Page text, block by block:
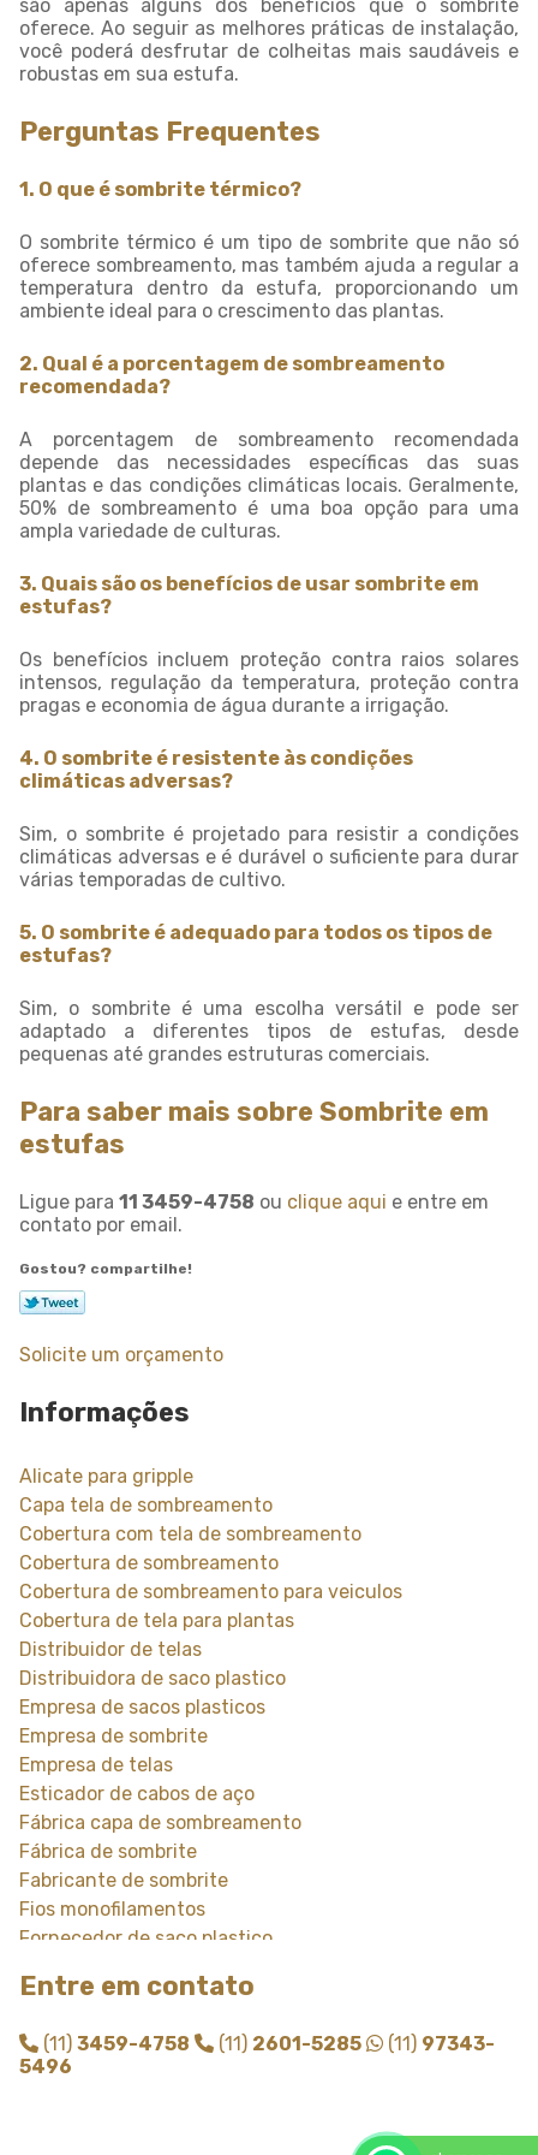
são apenas alguns dos benefícios que o sombrite
oferece. Ao seguir as melhores práticas de instalação,
você poderá desfrutar de colheitas mais saudáveis e
robustas em sua estufa.
Perguntas Frequentes
1. O que é sombrite térmico?
O sombrite térmico é um tipo de sombrite que não só
oferece sombreamento, mas também ajuda a regular a
temperatura dentro da estufa, proporcionando um
ambiente ideal para o crescimento das plantas.
2. Qual é a porcentagem de sombreamento
recomendada?
A porcentagem de sombreamento recomendada
depende das necessidades específicas das suas
plantas e das condições climáticas locais. Geralmente,
50% de sombreamento é uma boa opção para uma
ampla variedade de culturas.
3. Quais são os benefícios de usar sombrite em
estufas?
Os benefícios incluem proteção contra raios solares
intensos, regulação da temperatura, proteção contra
pragas e economia de água durante a irrigação.
4. O sombrite é resistente às condições
climáticas adversas?
Sim, o sombrite é projetado para resistir a condições
climáticas adversas e é durável o suficiente para durar
várias temporadas de cultivo.
5. O sombrite é adequado para todos os tipos de
estufas?
Sim, o sombrite é uma escolha versátil e pode ser
adaptado a diferentes tipos de estufas, desde
pequenas até grandes estruturas comerciais.
Para saber mais sobre Sombrite em
estufas
Ligue para 11 3459-4758 ou clique aqui e entre em
contato por email.
Gostou? compartilhe!
Solicite um orçamento
Informações
Alicate para gripple
Capa tela de sombreamento
Cobertura com tela de sombreamento
Cobertura de sombreamento
Cobertura de sombreamento para veiculos
Cobertura de tela para plantas
Distribuidor de telas
Distribuidora de saco plastico
Empresa de sacos plasticos
Empresa de sombrite
Empresa de telas
Esticador de cabos de aço
Fábrica capa de sombreamento
Fábrica de sombrite
Fabricante de sombrite
Fios monofilamentos
Fornecedor de saco plastico
Fornecedor de sombrite
Instalação de tela de sombrite
Entre em contato
(11) 3459-4758 (11) 2601-5285 (11) 97343-
5496